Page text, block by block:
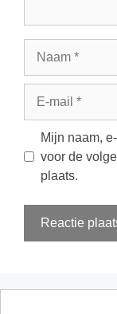
Mijn naam,
voor de
plaats.